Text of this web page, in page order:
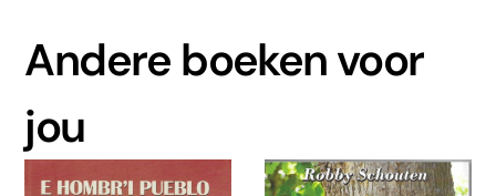
Andere boeken voor
jou